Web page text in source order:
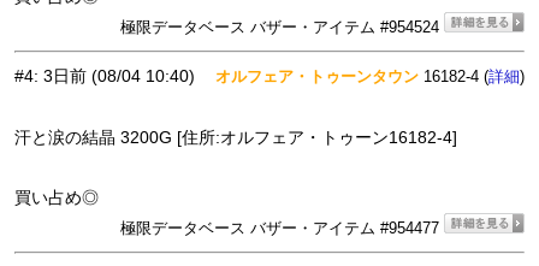
極限データベース バザー・アイテム #954524
#4: 3日前 (08/04 10:40) オルフェア・トゥーンタウン 16182-4 (詳細)
汗と涙の結晶 3200G [住所:オルフェア・トゥーン16182-4]
買い占め◎
極限データベース バザー・アイテム #954477